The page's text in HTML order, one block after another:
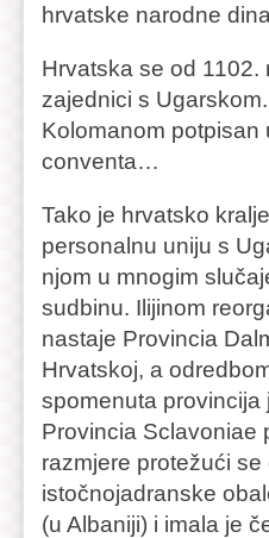
hrvatske narodne
Hrvatska se od 1102.
zajednici s
Kolomanom potpisan
conventa…
Tako je hrvatsko
personalnu uniju s
njom u mnogim
sudbinu. Ilijinom
nastaje Provincia
Hrvatskoj, a
spomenuta provincija
Provincia Sclavoniae
razmjere protežući se
istočnojadranske
(u Albaniji) i imala je